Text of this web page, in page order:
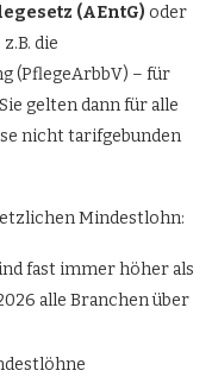
(AEntG) oder
die
(PflegeArbbV) – für
gelten dann für alle
nicht tarifgebunden
Mindestlohn:
fast immer höher als
alle Branchen über